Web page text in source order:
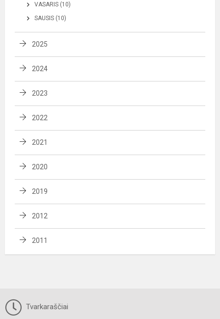
VASARIS (10)
SAUSIS (10)
2025
2024
2023
2022
2021
2020
2019
2012
2011
Tvarkaraščiai